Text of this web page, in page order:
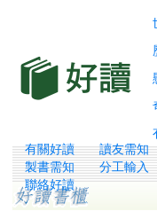
有關好讀 讀友需知
製書需知
分工輸入
聯絡好讀